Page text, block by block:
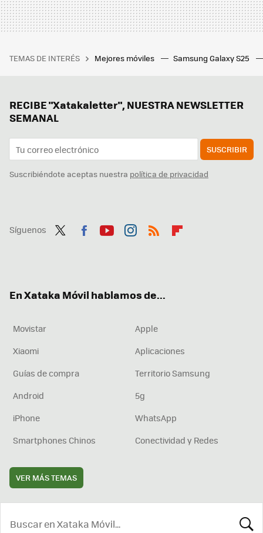
TEMAS DE INTERÉS Mejores móviles Samsung Galaxy S25
RECIBE "Xatakaletter", NUESTRA NEWSLETTER
SEMANAL
SUSCRIBIR
Suscribiéndote aceptas nuestra política de privacidad
Síguenos
En Xataka Móvil hablamos de...
Movistar
Apple
Xiaomi
Aplicaciones
Guías de compra
Territorio Samsung
Android
5g
iPhone
WhatsApp
Smartphones Chinos
Conectividad y Redes
VER MÁS TEMAS